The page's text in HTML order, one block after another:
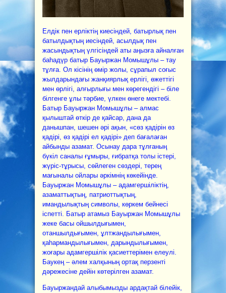
Елдік пен ерліктің киесіндей, батырлық пен
батылдықтың иесіндей, асылдық пен
жасындықтың үлгісіндей аты аңызға айналған
баһадүр батыр Бауыржан Момышұлы – тау
тұлға. Ол кісінің өмір жолы, сұрапыл соғыс
жылдарындағы жанқиярлық ерлігі, өжеттігі
мен өрлігі, алғырлығы мен көрегендігі – біле
білгенге ұлы тәрбие, үлкен өнеге мектебі.
Батыр Бауыржан Момышұлы – алмас
қылыштай өткір де қайсар, дана да
данышпан, шешен әрі ақын, «сөз қадірін өз
қадірі, өз қадірі ел қадірі» деп бағалаған
айбынды азамат. Осынау дара тұлғаның
бүкіл саналы ғұмыры, ғибратқа толы істері,
жүріс-тұрысы, сөйлеген сөздері, терең
мағыналы ойлары әркімнің көкейінде.
Бауыржан Момышұлы – адамгершіліктің,
азаматтықтың, патриоттықтың,
имандылықтың символы, көркем бейнесі
іспетті. Батыр атамыз Бауыржан Момышұлы
жеке басы ойшылдығымен,
отаншылдығымен, ұлтжандылығымен,
қаһармандылығымен, дарындылығымен,
жоғары адамгершілік қасиеттерімен елеулі.
Баукең – әлем халқының ортақ перзенті
дәрежесіне дейін көтерілген азамат.
Бауыржандай алыбымызды ардақтай білейік,